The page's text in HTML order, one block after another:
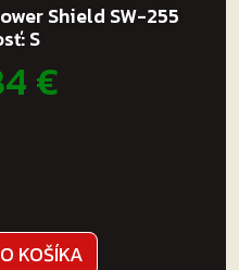
Shield SW-255
S
€
KOŠÍKA